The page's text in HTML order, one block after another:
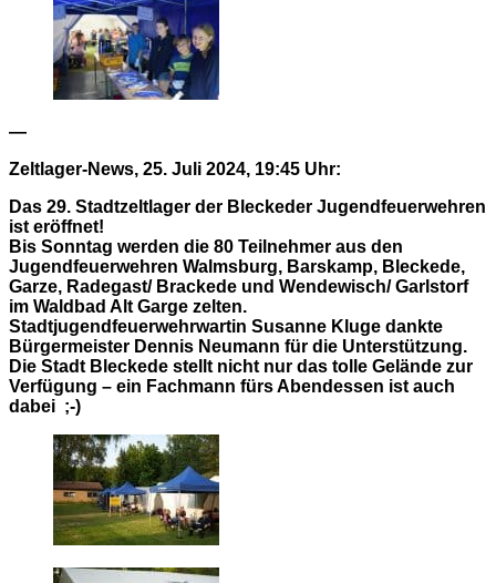
—
Zeltlager-News, 25. Juli 2024, 19:45 Uhr:
Das 29. Stadtzeltlager der Bleckeder Jugendfeuerwehren
ist eröffnet!
Bis Sonntag werden die 80 Teilnehmer aus den
Jugendfeuerwehren Walmsburg, Barskamp, Bleckede,
Garze, Radegast/ Brackede und Wendewisch/ Garlstorf
im Waldbad Alt Garge zelten.
Stadtjugendfeuerwehrwartin Susanne Kluge dankte
Bürgermeister Dennis Neumann für die Unterstützung.
Die Stadt Bleckede stellt nicht nur das tolle Gelände zur
Verfügung – ein Fachmann fürs Abendessen ist auch
dabei ;-)